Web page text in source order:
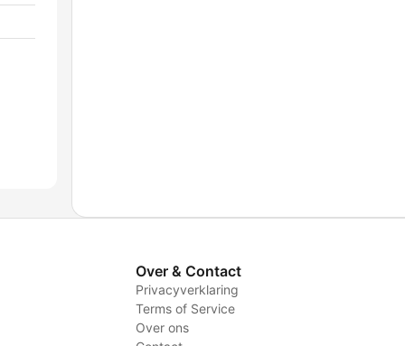
Over & Contact
Privacyverklaring
Terms of Service
Over ons